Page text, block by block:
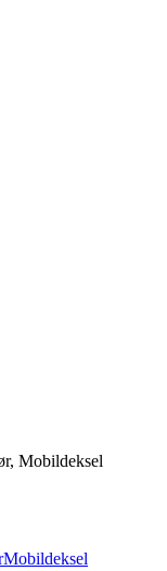
Mobildeksel
Mobildeksel